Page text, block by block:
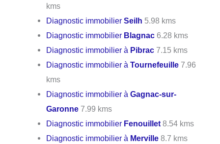
kms
Diagnostic immobilierSeilh 5.98 kms
Diagnostic immobilier Blagnac 6.28 kms
Diagnostic immobilier à Pibrac 7.15 kms
Diagnostic immobilier àTournefeuille 7.96
kms
Diagnostic immobilier àGagnac-sur-
Garonne 7.99 kms
Diagnostic immobilier Fenouillet 8.54 kms
Diagnostic immobilier à Merville 8.7 kms